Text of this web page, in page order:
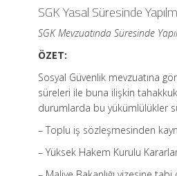
SGK Yasal Süresinde
SGK Mevzuatında Süresinde
ÖZET:
Sosyal Güvenlik mevzuatına
süreleri ile buna ilişkin
durumlarda bu yükümlülükler
– Toplu iş sözleşmesinden
– Yüksek Hakem Kurulu